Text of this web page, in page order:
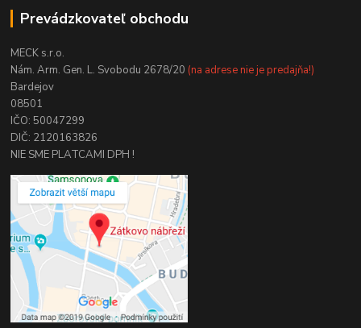
Prevádzkovateľ obchodu
MECK s.r.o.
Nám. Arm. Gen. L. Svobodu 2678/20 (na adrese nie je predajňa!)
Bardejov
08501
IČO: 50047299
DIČ: 2120163826
NIE SME PLATCAMI DPH !